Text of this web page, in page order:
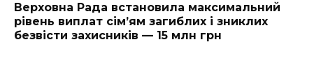
Верховна Рада встановила максимальний
рівень виплат сім’ям загиблих і зниклих
безвісти захисників — 15 млн грн